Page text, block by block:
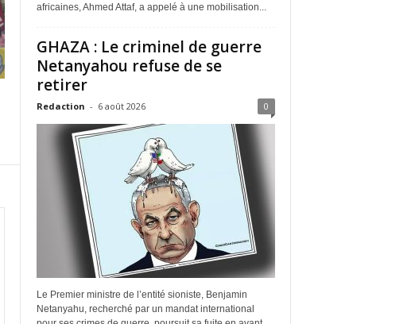
africaines, Ahmed Attaf, a appelé à une mobilisation...
GHAZA : Le criminel de guerre
Netanyahou refuse de se
retirer
Redaction - 6 août 2026 0
Le Premier ministre de l’entité sioniste, Benjamin
Netanyahu, recherché par un mandat international